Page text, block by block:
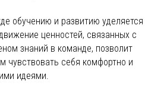
обучению и развитию уделяется
ценностей, связанных с
знаний в команде, позволит
чувствовать себя комфортно и
идеями.